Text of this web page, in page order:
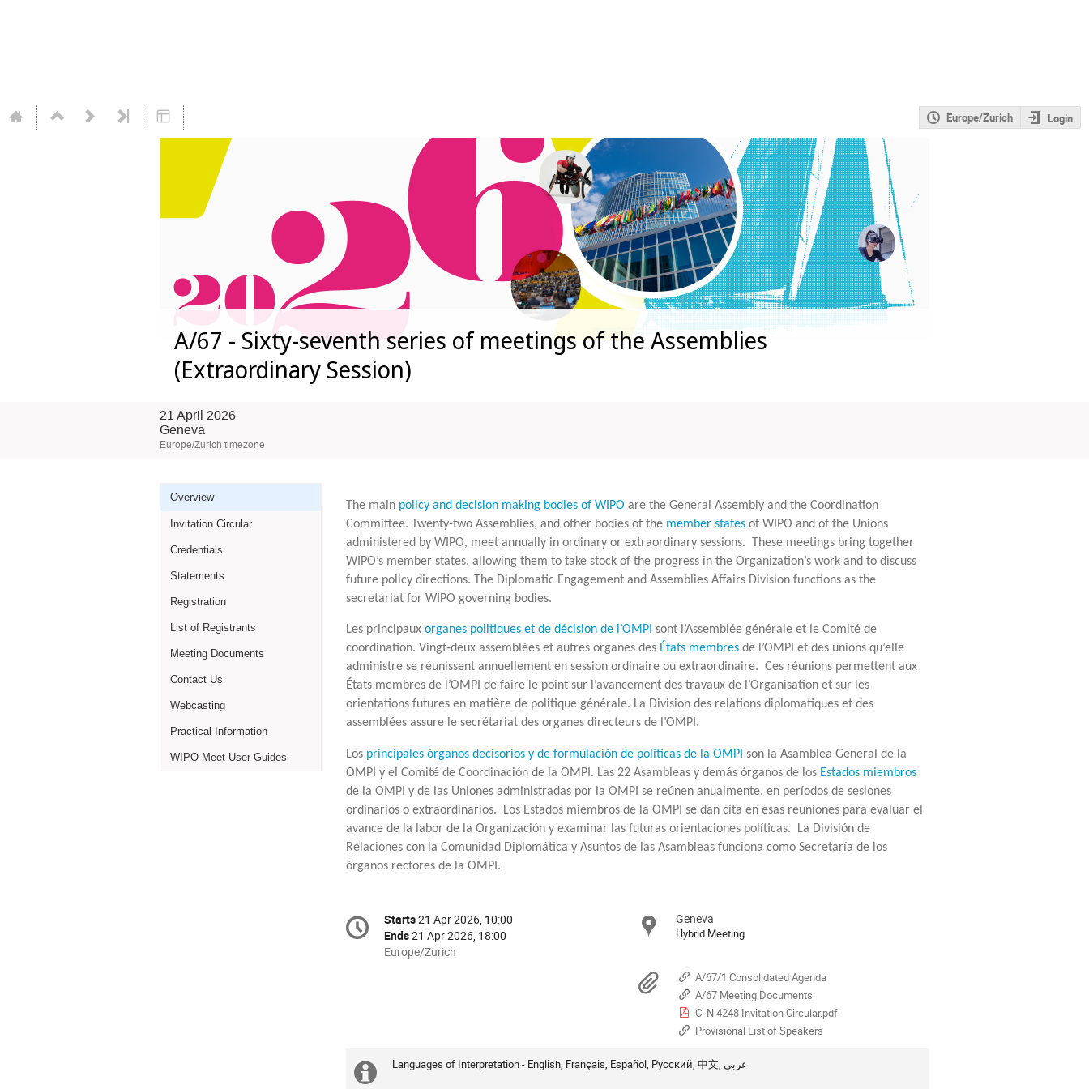
Europe/Zurich Login
A/67 - Sixty-seventh series of meetings of the Assemblies
(Extraordinary Session)
21 April 2026
Geneva
Europe/Zurich timezone
Event
menu
Overview
Invitation Circular
Credentials
Statements
Registration
List of Registrants
Meeting Documents
Contact Us
Webcasting
Practical Information
WIPO Meet User Guides
The main policy and decision making bodies of WIPO are the General Assembly and the Coordination
Committee. Twenty-two Assemblies, and other bodies of the member states of WIPO and of the Unions
administered by WIPO, meet annually in ordinary or extraordinary sessions. These meetings bring together
WIPO’s member states, allowing them to take stock of the progress in the Organization’s work and to discuss
future policy directions. The Diplomatic Engagement and Assemblies Affairs Division functions as the
secretariat for WIPO governing bodies.
​​​​​​​Les principaux organes politiques et de décision de l’OMPI sont l’Assemblée générale et le Comité de
coordination. Vingt‑deux assemblées et autres organes des États membres de l’OMPI et des unions qu’elle
administre se réunissent annuellement en session ordinaire ou extraordinaire. Ces réunions permettent aux
États membres de l’OMPI de faire le point sur l’avancement des travaux de l’Organisation et sur les
orientations futures en matière de politique générale. La Division des relations diplomatiques et des
assemblées assure le secrétariat des organes directeurs de l’OMPI.
Los principales órganos decisorios y de formulación de políticas de la OMPI son la Asamblea General de la
OMPI y el Comité de Coordinación de la OMPI. Las 22 Asambleas y demás órganos de los Estados miembros
de la OMPI y de las Uniones administradas por la OMPI se reúnen anualmente, en períodos de sesiones
ordinarios o extraordinarios.
Los Estados miembros de la OMPI se dan cita en esas reuniones para evaluar el
avance de la labor de la Organización y examinar las futuras orientaciones políticas. La División de
Relaciones con la Comunidad Diplomática y Asuntos de las Asambleas funciona como Secretaría de los
órganos rectores de la OMPI.
Conference
information
Date/Time
Starts21 Apr 2026, 10:00
Ends21 Apr 2026, 18:00
All
Europe/Zurich
Location
Geneva
Hybrid Meeting
Materials
A/67/1 Consolidated Agenda
A/67 Meeting Documents
C. N 4248 Invitation Circular.pdf
Provisional List of Speakers
Extra
Languages of Interpretation - English, Français, Español, Русский, 中文, عربي